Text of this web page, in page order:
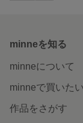
minneを知る
minneについて
minneで買いたい
作品をさがす